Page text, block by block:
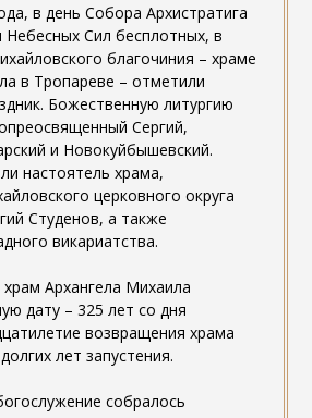
в день Собора Архистратига
Сил бесплотных, в
благочиния – храме
в Тропареве – отметили
Божественную литургию
Сергий,
и Новокуйбышевский.
настоятель храма,
церковного округа
Студенов, а также
викариатства.
Архангела Михаила
дату – 325 лет со дня
возвращения храма
лет запустения.
собралось